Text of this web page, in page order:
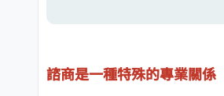
諮商是一種特殊的專業關係